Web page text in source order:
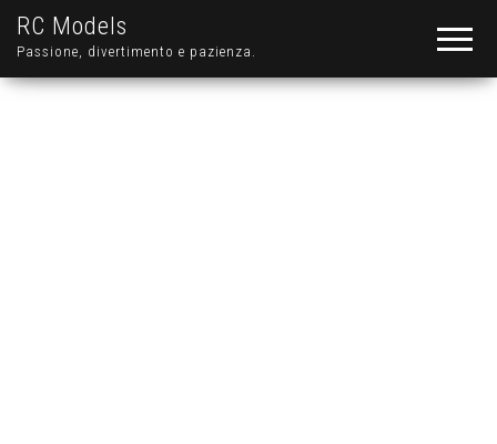
RC Models
Passione, divertimento e pazienza.